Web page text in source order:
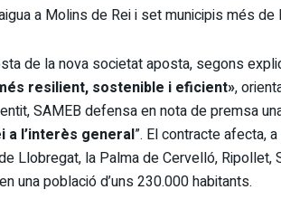
a Molins de Rei i set municipis més de
de la nova societat aposta, segons
resilient, sostenible i eficient»,
SAMEB defensa en nota de premsa
a l’interès general”. El contracte afecta,
Llobregat, la Palma de Cervelló, Ripollet,
una població d’uns 230.000 habitants.